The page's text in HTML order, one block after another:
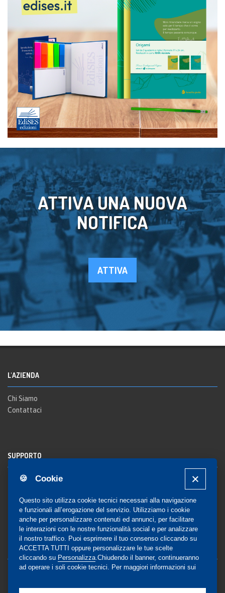
🍪 Cookie
Questo sito utilizza cookie tecnici necessari alla navigazione
e funzionali all’erogazione del servizio. Utilizziamo i cookie
anche per personalizzare contenuti ed annunci, per facilitare
le interazioni con le nostre funzionalità social e per analizzare
il nostro traffico. Puoi esprimere il tuo consenso cliccando su
ACCETTA TUTTI oppure personalizzare le tue scelte
cliccando su Personalizza .Chiudendo il banner, continueranno
ad operare i soli cookie tecnici. Per maggiori informazioni sui
ATTIVA UNA NUOVA
NOTIFICA
ATTIVA
L'AZIENDA
Chi Siamo
Contattaci
SUPPORTO
Registrazione al sito
Notifica
COMMUNITY
Blog e Canali social